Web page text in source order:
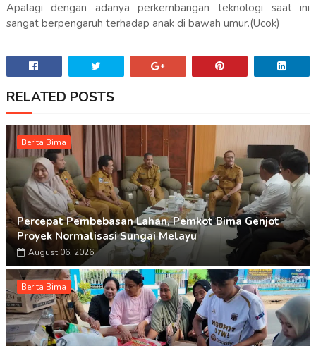
Apalagi dengan adanya perkembangan teknologi saat ini
sangat berpengaruh terhadap anak di bawah umur.(Ucok)
RELATED POSTS
Berita Bima
Percepat Pembebasan Lahan, Pemkot Bima Genjot
Proyek Normalisasi Sungai Melayu
August 06, 2026
Berita Bima